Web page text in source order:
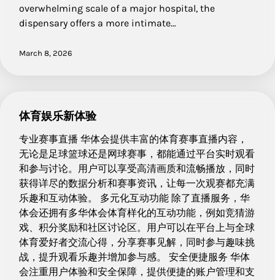
overwhelming scale of a major hospital, the
dispensary offers a more intimate…
March 8, 2026
体育娱乐新体验
专业赛事直播 华体会提供丰富的体育赛事直播内容，
无论是足球篮球还是网球赛事，都能通过平台实时观看
和参与讨论。用户可以享受高清画质和流畅播放，同时
获得详尽的数据分析和赛事资讯，让每一次观赛都充满
乐趣和互动体验。 多元化互动功能 除了直播服务，华
体会还拥有多华体会体育样化的互动功能，例如竞猜游
戏、积分奖励和社区讨论区。用户可以在平台上与全球
体育爱好者交流心得，分享赛事见解，同时参与趣味挑
战，提升观看乐趣并增加参与感。 安全便捷服务 华体
会注重用户体验和安全保障，提供便捷的账户管理和支